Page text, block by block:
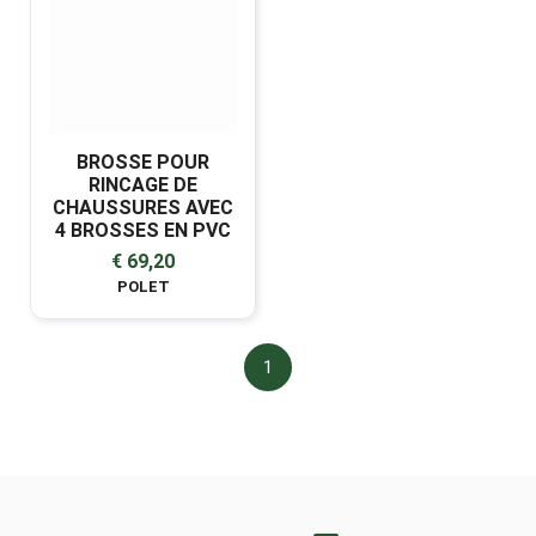
BROSSE POUR
RINCAGE DE
CHAUSSURES AVEC
4 BROSSES EN PVC
€ 69,20
POLET
1